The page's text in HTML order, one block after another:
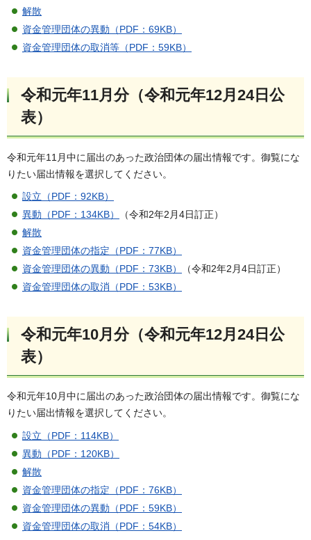
解散
資金管理団体の異動（PDF：69KB）
資金管理団体の取消等（PDF：59KB）
令和元年11月分（令和元年12月24日公
表）
令和元年11月中に届出のあった政治団体の届出情報です。御覧にな
りたい届出情報を選択してください。
設立（PDF：92KB）
異動（PDF：134KB）
（令和2年2月4日訂正）
解散
資金管理団体の指定（PDF：77KB）
資金管理団体の異動（PDF：73KB）
（令和2年2月4日訂正）
資金管理団体の取消（PDF：53KB）
令和元年10月分（令和元年12月24日公
表）
令和元年10月中に届出のあった政治団体の届出情報です。御覧にな
りたい届出情報を選択してください。
設立（PDF：114KB）
異動（PDF：120KB）
解散
資金管理団体の指定（PDF：76KB）
資金管理団体の異動（PDF：59KB）
資金管理団体の取消（PDF：54KB）